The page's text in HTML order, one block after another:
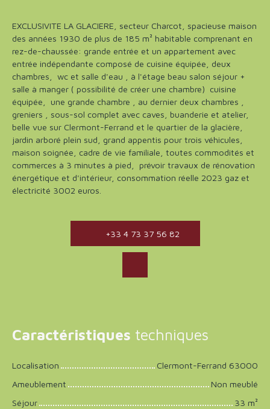
EXCLUSIVITE LA GLACIERE, secteur Charcot, spacieuse maison
des années 1930 de plus de 185 m² habitable comprenant en
rez-de-chaussée: grande entrée et un appartement avec
entrée indépendante composé de cuisine équipée, deux
chambres, wc et salle d'eau , à l'étage beau salon séjour +
salle à manger ( possibilité de créer une chambre) cuisine
équipée, une grande chambre , au dernier deux chambres ,
greniers , sous-sol complet avec caves, buanderie et atelier,
belle vue sur Clermont-Ferrand et le quartier de la glacière,
jardin arboré plein sud, grand appentis pour trois véhicules,
maison soignée, cadre de vie familiale, toutes commodités et
commerces à 3 minutes à pied, prévoir travaux de rénovation
énergétique et d'intérieur, consommation réelle 2023 gaz et
électricité 3002 euros.
+33 4 73 37 56 82
Caractéristiques techniques
Localisation
Clermont-Ferrand 63000
Ameublement
Non meublé
Séjour
33 m²